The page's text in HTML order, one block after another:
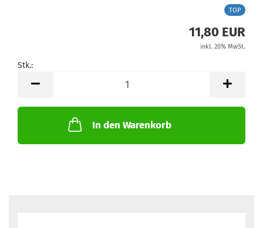
TOP
11,80 EUR
inkl. 20% MwSt.
Stk.:
In den Warenkorb